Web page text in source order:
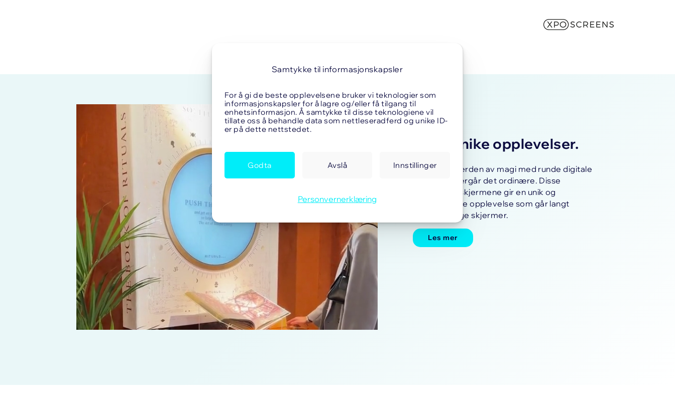
Skap unike opplevelser.
Trå inn i en verden av magi med runde digitale
skilt som overgår det ordinære. Disse
fengslende skjermene gir en unik og
engasjerende opplevelse som går langt
utover vanlige skjermer.
Les mer
Samtykke til informasjonskapsler
For å gi de beste opplevelsene bruker vi teknologier som
informasjonskapsler for å lagre og/eller få tilgang til
enhetsinformasjon. Å samtykke til disse teknologiene vil
tillate oss å behandle data som nettleseradferd og unike ID-
er på dette nettstedet.
Godta Avslå Innstillinger
Personvernerklæring